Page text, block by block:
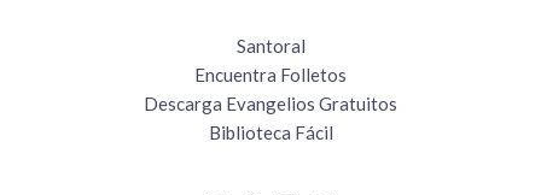
Santoral
Encuentra Folletos
Descarga Evangelios Gratuitos
Biblioteca Fácil